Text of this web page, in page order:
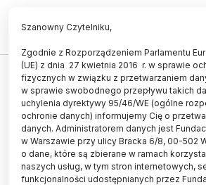
HISTORIA I KULTURA
Prof. Jadacki o
Chopina
06.10.2010
aktualizacja: 06.10.2010
6 minut czytania
Szanowny Czytelniku,
Zgodnie z Rozporządzeniem Parlamentu
(UE) z dnia 27 kwietnia 2016 r. w sprawie
fizycznych w związku z przetwarzaniem
w sprawie swobodnego przepływu takich
uchylenia dyrektywy 95/46/WE (ogólne
ochronie danych) informujemy Cię o
danych. Administratorem danych jest
w Warszawie przy ulicy Bracka 6/8, 00-502
o dane, które są zbierane w ramach
naszych usług, w tym stron internetowych,
funkcjonalności udostępnianych przez